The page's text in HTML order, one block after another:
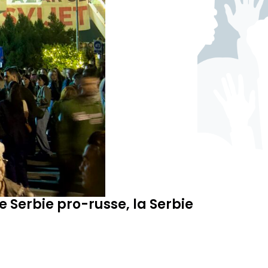
Serbie pro-russe, la Serbie